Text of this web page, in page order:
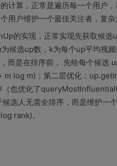
计算，正常是遍历每一个用户
用户维护一个最佳关注者，复杂
的实现，正常实现先获取候
候选up数，k为每个up平均视
而是在排序前， 先给每个候选
m log m)；第二层优化：
（也优化了
选人无需全排序，而是维护一
rank)。